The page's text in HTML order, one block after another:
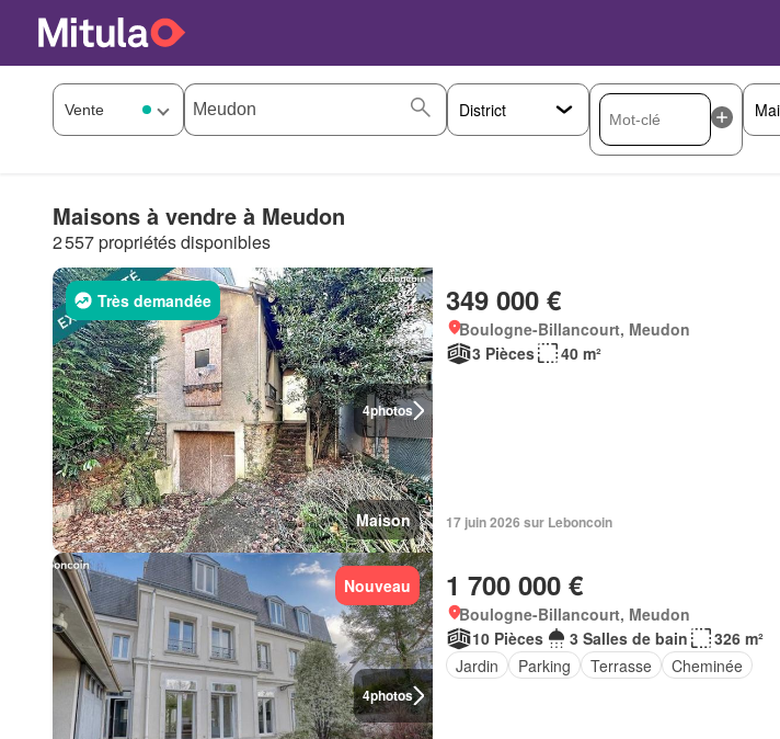
Maisons à vendre à Meudon
2 557 propriétés disponibles
4photos
Très demandée
Maison
349 000 €
Boulogne-Billancourt, Meudon
3 Pièces
40 m²
17 juin 2026 sur Leboncoin
4photos
Nouveau 1 700 000 €
Boulogne-Billancourt, Meudon
10 Pièces
3 Salles de bain
326 m²
Jardin
Parking Terrasse Cheminée